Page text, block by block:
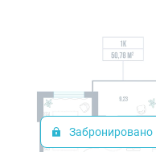
Забронировано